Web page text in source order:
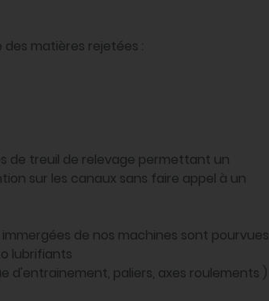
matières rejetées :
de treuil de relevage permettant un
sur les canaux sans faire appel à un
de nos machines sont pourvues
lubrifiants
d'entrainement, paliers, axes roulements )